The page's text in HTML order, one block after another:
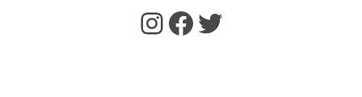
https://www.facebook.com/jstages/ Facebook Twitter